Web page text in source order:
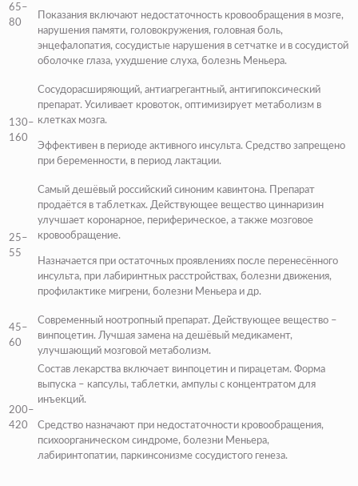
65–
80
Показания включают недостаточность кровообращения в мозге,
нарушения памяти, головокружения, головная боль,
энцефалопатия, сосудистые нарушения в сетчатке и в сосудистой
оболочке глаза, ухудшение слуха, болезнь Меньера.
130–
160
Сосудорасширяющий, антиагрегантный, антигипоксический
препарат. Усиливает кровоток, оптимизирует метаболизм в
клетках мозга.
Эффективен в периоде активного инсульта. Средство запрещено
при беременности, в период лактации.
25–
55
Самый дешёвый российский синоним кавинтона. Препарат
продаётся в таблетках. Действующее вещество циннаризин
улучшает коронарное, периферическое, а также мозговое
кровообращение.
Назначается при остаточных проявлениях после перенесённого
инсульта, при лабиринтных расстройствах, болезни движения,
профилактике мигрени, болезни Меньера и др.
45–
60
Современный ноотропный препарат. Действующее вещество –
винпоцетин. Лучшая замена на дешёвый медикамент,
улучшающий мозговой метаболизм.
200–
420
Состав лекарства включает винпоцетин и пирацетам. Форма
выпуска – капсулы, таблетки, ампулы с концентратом для
инъекций.
Средство назначают при недостаточности кровообращения,
психоорганическом синдроме, болезни Меньера,
лабиринтопатии, паркинсонизме сосудистого генеза.